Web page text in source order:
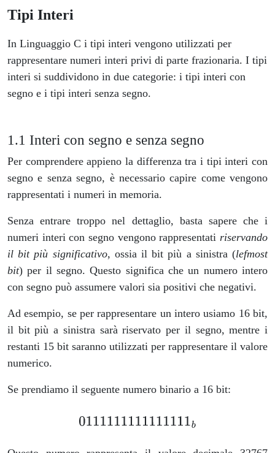
Tipi Interi
In Linguaggio C i tipi interi vengono utilizzati per
rappresentare numeri interi privi di parte frazionaria. I tipi
interi si suddividono in due categorie: i tipi interi con
segno e i tipi interi senza segno.
Interi con segno e senza segno
Per comprendere appieno la differenza tra i tipi interi con
segno e senza segno, è necessario capire come vengono
rappresentati i numeri in memoria.
Senza entrare troppo nel dettaglio, basta sapere che i
numeri interi con segno vengono rappresentati riservando
il bit più significativo, ossia il bit più a sinistra (lefmost
bit) per il segno. Questo significa che un numero intero
con segno può assumere valori sia positivi che negativi.
Ad esempio, se per rappresentare un intero usiamo 16 bit,
il bit più a sinistra sarà riservato per il segno, mentre i
restanti 15 bit saranno utilizzati per rappresentare il valore
numerico.
Se prendiamo il seguente numero binario a 16 bit: